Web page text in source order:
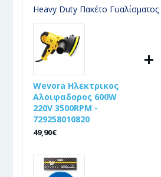
Heavy Duty Πακέτο Γυαλίσματος
Wevora Ηλεκτρικος
Αλοιφαδορος 600W
220V 3500RPM -
729258010820
49,90€
+